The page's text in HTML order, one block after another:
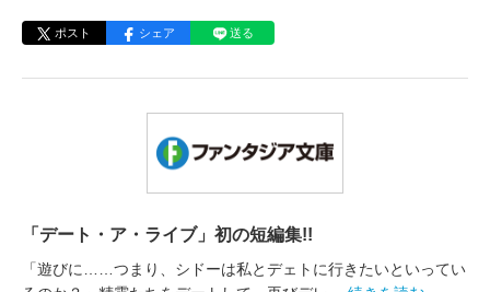
ポスト シェア 送る
「デート・ア・ライブ」初の短編集!!
「遊びに……つまり、シドーは私とデェトに行きたいといってい